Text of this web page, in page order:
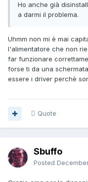
Ho anche già
a darmi il problema.
Uhmm non mi è mai
l'alimentatore che non
far funzionare
forse ti da una
essere i driver perchè
Quote
Sbuffo
Posted